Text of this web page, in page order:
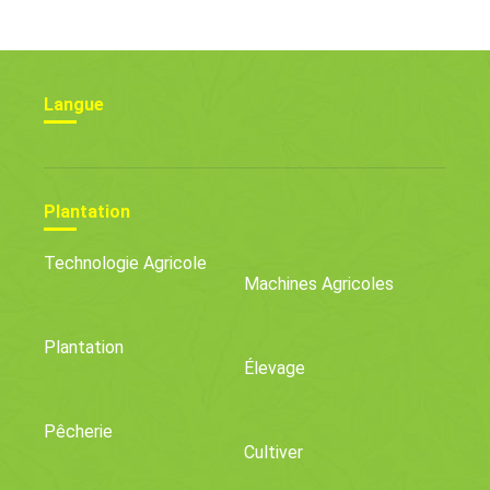
Langue
Plantation
Technologie Agricole
Machines Agricoles
Plantation
Élevage
Pêcherie
Cultiver